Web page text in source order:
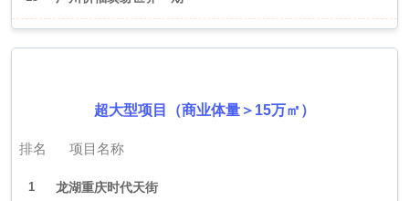
超大型项目（商业体量＞15万㎡）
排名 项目名称
1 龙湖重庆时代天街